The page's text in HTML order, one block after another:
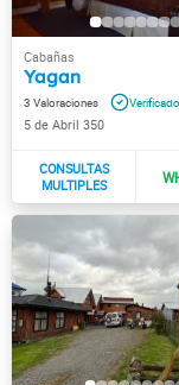
Yagan
3
5 de Abril 350